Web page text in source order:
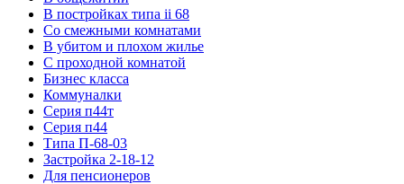
В постройках типа ii 68
Со смежными комнатами
В убитом и плохом жилье
С проходной комнатой
Бизнес класса
Коммуналки
Серия п44т
Серия п44
Типа П-68-03
Застройка 2-18-12
Для пенсионеров